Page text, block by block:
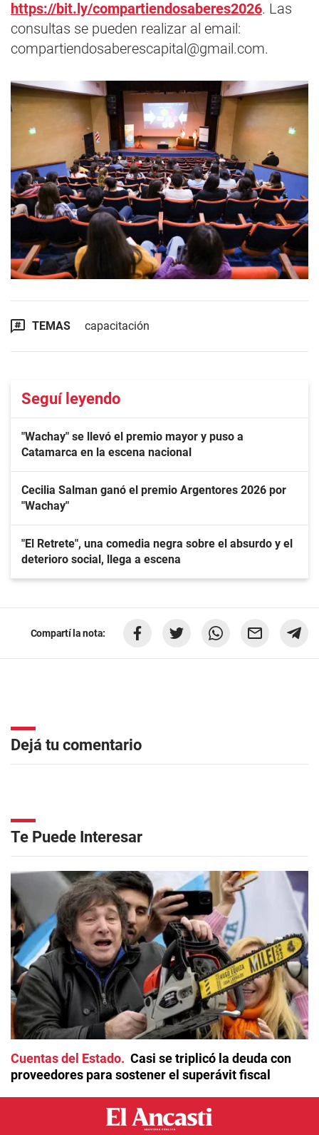
https://bit.ly/compartiendosaberes2026. Las
consultas se pueden realizar al email:
compartiendosaberescapital@gmail.com.
TEMAS capacitación
Seguí leyendo
"Wachay" se llevó el premio mayor y puso a
Catamarca en la escena nacional
Cecilia Salman ganó el premio Argentores 2026 por
"Wachay"
"El Retrete", una comedia negra sobre el absurdo y el
deterioro social, llega a escena
Compartí la nota:
Dejá tu comentario
Te Puede Interesar
Cuentas del Estado
Casi se triplicó la deuda con
proveedores para sostener el superávit fiscal